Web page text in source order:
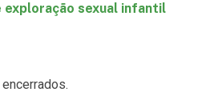
exploração sexual infantil